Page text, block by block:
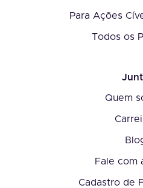
Para Ações
Todos os
Quem
Fale com
Cadastro de